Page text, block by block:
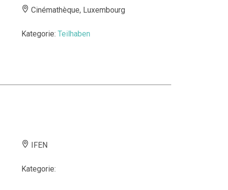
Cinémathèque, Luxembourg
Kategorie:Teilhaben
IFEN
Kategorie: